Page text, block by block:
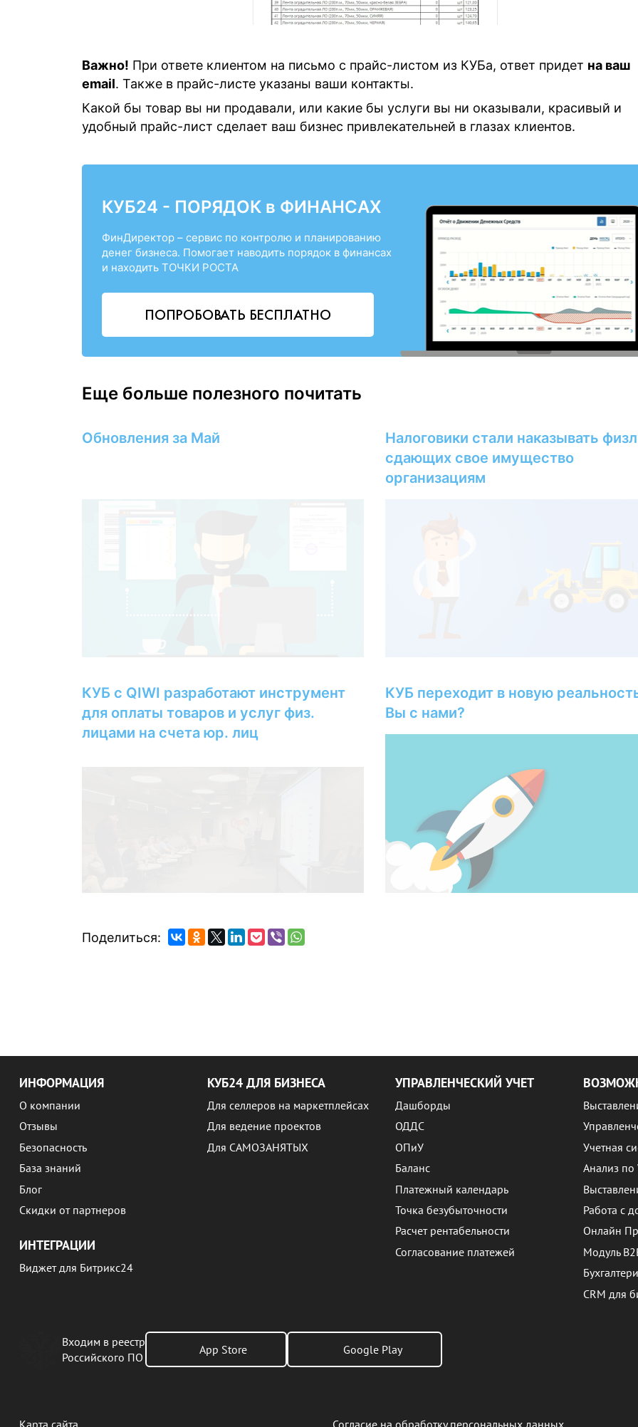
Важно! При ответе клиентом на письмо с прайс-листом из КУБа, ответ придет на ваш
email. Также в прайс-листе указаны ваши контакты.
Какой бы товар вы ни продавали, или какие бы услуги вы ни оказывали, красивый и
удобный прайс-лист сделает ваш бизнес привлекательней в глазах клиентов.
КУБ24 - ПОРЯДОК в ФИНАНСАХ
ФинДиректор – сервис по контролю и планированию
денег бизнеса. Помогает наводить порядок в финансах
и находить ТОЧКИ РОСТА
ПОПРОБОВАТЬ БЕСПЛАТНО
Еще больше полезного почитать
Обновления за Май
Налоговики стали наказывать
сдающих свое имущество
организациям
КУБ с QIWI разработают инструмент
для оплаты товаров и услуг физ.
лицами на счета юр. лиц
КУБ переходит в новую
Вы с нами?
Поделиться:
ИНФОРМАЦИЯ
О компании
Отзывы
Безопасность
База знаний
Блог
Скидки от партнеров
ИНТЕГРАЦИИ
Виджет для Битрикс24
КУБ24 ДЛЯ БИЗНЕСА
Для селлеров на маркетплейсах
Для ведение проектов
Для САМОЗАНЯТЫХ
УПРАВЛЕНЧЕСКИЙ УЧЕТ
Дашборды
ОДДС
ОПиУ
Баланс
Платежный календарь
Точка безубыточности
Расчет рентабельности
Согласование платежей
Учетная
Анализ по
Работа с
Онлайн
Модуль
CRM для
Входим в реестр
Российского ПО
App Store Google Play
Карта сайта Согласие на обработку персональных данных